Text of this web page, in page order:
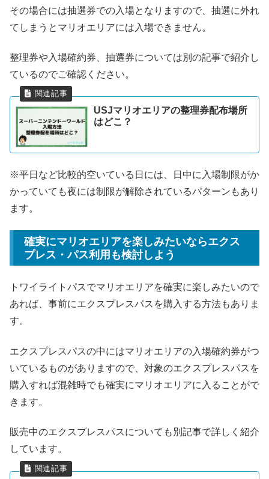
その場合には抽選券での入場となりますので、抽選に外れ
てしまうとマリオエリアには入場できません。
整理券や入場確約券、抽選券については別の記事で紹介し
ているのでご確認ください。
USJマリオエリアの整理券配布場所
はどこ？
※平日など比較的空いている日には、日中に入場制限がか
かっていても夜には制限が解除されているパターンもあり
ます。
確実にマリオエリアを楽しみたいならエクス
プレス・パス利用も検討しよう
トワイライトパスでマリオエリアを確実に楽しみたいので
あれば、事前にエクスプレスパスを購入する方法もありま
す。
エクスプレスパスの中にはマリオエリアの入場確約券がつ
いているものがありますので、対象のエクスプレスパスを
購入すれば混雑時でも確実にマリオエリアに入ることがで
きます。
販売中のエクスプレスパスについても別記事で詳しく紹介
しています。